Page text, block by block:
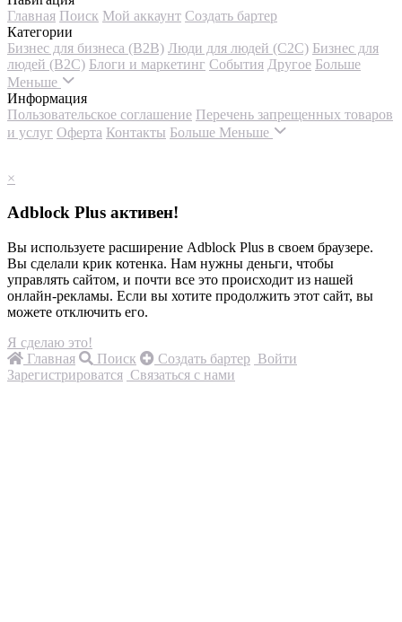
Главная Поиск Мой аккаунт Создать бартер
Категории
Бизнес для бизнеса (B2B) Люди для людей (С2С) Бизнес для
людей (B2C) Блоги и маркетинг События Другое Больше
Меньше
Информация
Пользовательское соглашение Перечень запрещенных товаров
и услуг Оферта Контакты Больше Меньше
×
Adblock Plus активен!
Вы используете расширение Adblock Plus в своем браузере.
Вы сделали крик котенка. Нам нужны деньги, чтобы
управлять сайтом, и почти все это происходит из нашей
онлайн-рекламы. Если вы хотите продолжить этот сайт, вы
можете отключить его.
Я сделаю это!
Главная
Поиск Создать бартер Войти
Зарегистрироватся Связаться с нами